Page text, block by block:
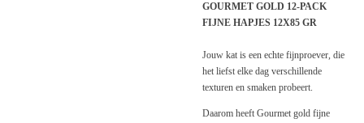
GOURMET GOLD 12-PACK
FIJNE HAPJES 12X85 GR
Jouw kat is een echte fijnproever, die
het liefst elke dag verschillende
texturen en smaken probeert.
Daarom heeft Gourmet gold fijne